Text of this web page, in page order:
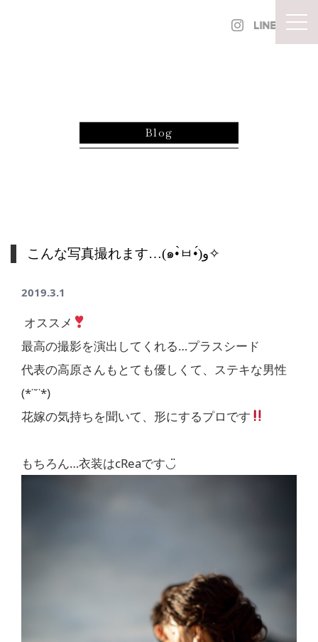
Blog
こんな写真撮れます…(๑•̀ㅂ•́)و✧
2019.3.1
オススメ
最高の撮影を演出してくれる…プラスシード
代表の高原さんもとても優しくて、ステキな男性
(*˙˘˙*)
花嫁の気持ちを聞いて、形にするプロです
もちろん…衣装はcReaです◡̈